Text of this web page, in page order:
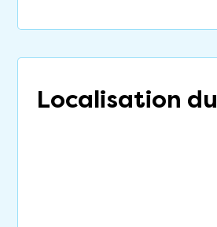
Localisation